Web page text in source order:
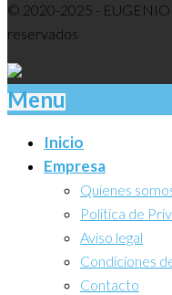
© 2020-2025 - EUGENIO
reservados
Menu
Inicio
Empresa
Quienes
Politica de
Aviso legal
Condiciones
Contacto